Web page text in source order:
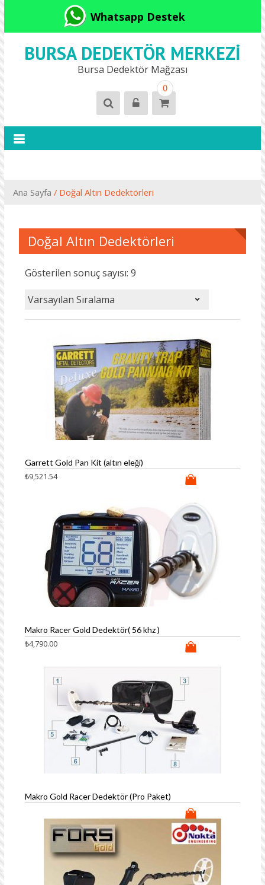
Whatsapp Destek
BURSA DEDEKTÖR MERKEZI
Bursa Dedektör Mağzası
0
Ana Sayfa / Doğal Altın Dedektörleri
Doğal Altın Dedektörleri
Gösterilen sonuç sayısı: 9
Garrett Gold Pan Kit (altın eleği)
₺9,521.54
Makro Racer Gold Dedektör( 56 khz )
₺4,790.00
Makro Gold Racer Dedektör (Pro Paket)